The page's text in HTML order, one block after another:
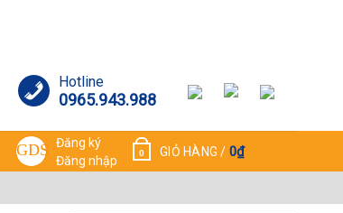
Hotline
0965.943.988
Đăng ký
Đăng nhập
GIỎ HÀNG / 0₫
0